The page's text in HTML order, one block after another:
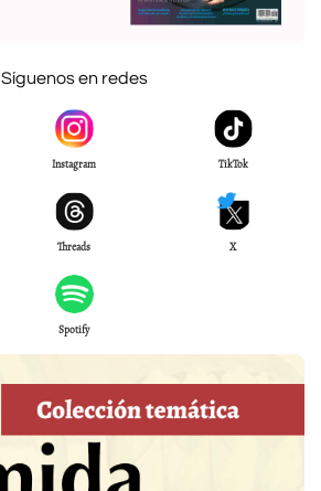
Síguenos en redes
Instagram TikTok
Threads X
Spotify